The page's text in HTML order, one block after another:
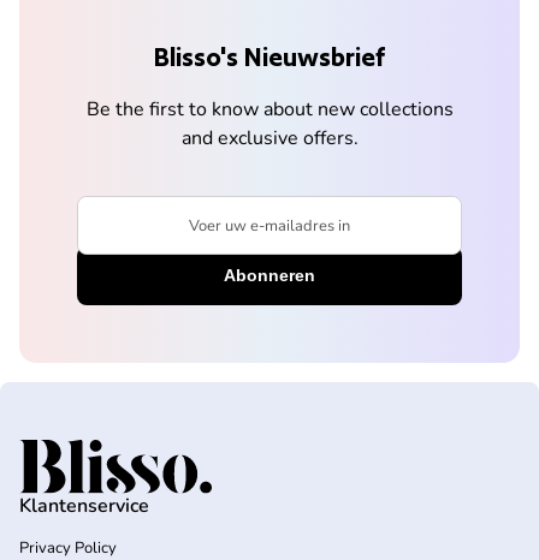
Blisso's Nieuwsbrief
Be the first to know about new collections
and exclusive offers.
Voer uw e-mailadres in
Home
Klantenservice
Privacy Policy